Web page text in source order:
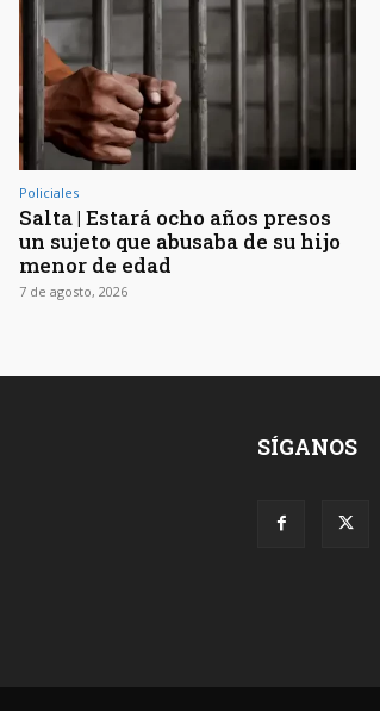
Policiales
Salta | Estará ocho años presos
un sujeto que abusaba de su hijo
menor de edad
7 de agosto, 2026
SÍGANOS